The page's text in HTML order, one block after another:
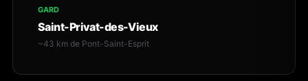
GARD
Saint-Privat-des-Vieux
~43 km de Pont-Saint-Esprit